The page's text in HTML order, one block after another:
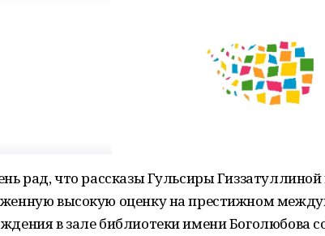
рад, что рассказы Гульсиры
высокую оценку на престижном
в зале библиотеки имени Боголюбова